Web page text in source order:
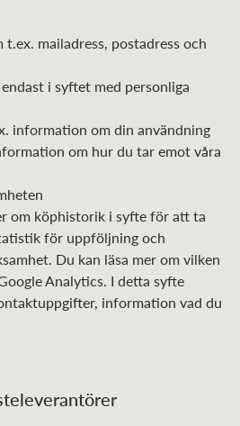
mailadress, postadress och
i syftet med personliga
information om din användning
om hur du tar emot våra
om köphistorik i syfte för att ta
för uppföljning och
Du kan läsa mer om vilken
Analytics. I detta syfte
information vad du